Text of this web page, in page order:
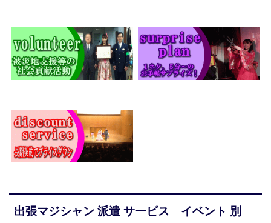
出張マジシャン 派遣 サービス イベント 別